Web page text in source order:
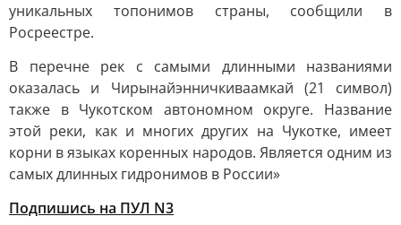
уникальных топонимов страны, сообщили в
Росреестре.
В перечне рек с самыми длинными названиями
оказалась и Чирынайэнничкиваамкай (21 символ)
также в Чукотском автономном округе. Название
этой реки, как и многих других на Чукотке, имеет
корни в языках коренных народов. Является одним из
самых длинных гидронимов в России»
Подпишись на ПУЛ N3